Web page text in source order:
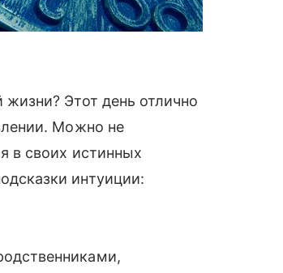
Этот день отлично
Можно не
в своих истинных
интуиции: